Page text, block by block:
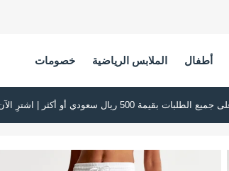
أطفال الملابس الرياضية خصومات